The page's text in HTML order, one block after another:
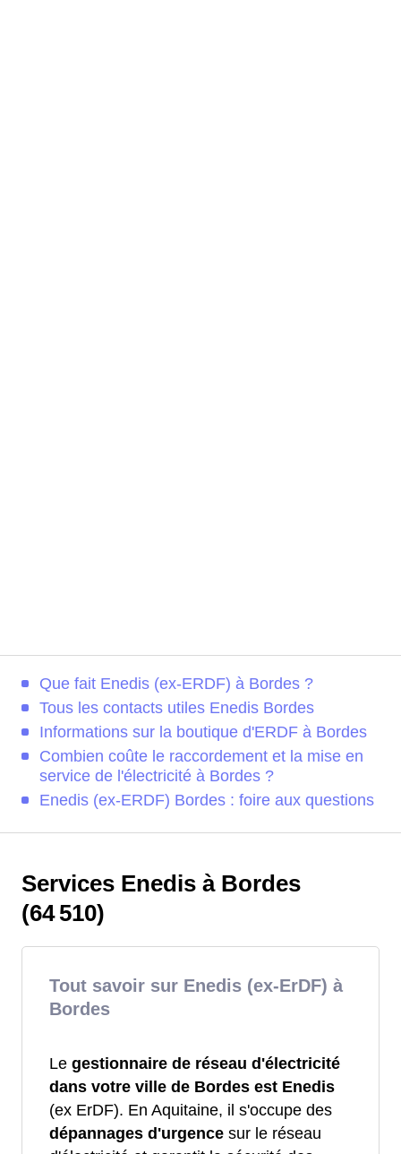
Que fait Enedis (ex-ERDF) à Bordes ?
Tous les contacts utiles Enedis Bordes
Informations sur la boutique d'ERDF à Bordes
Combien coûte le raccordement et la mise en
service de l'électricité à Bordes ?
Enedis (ex-ERDF) Bordes : foire aux questions
Services Enedis à Bordes
(64 510)
Tout savoir sur Enedis (ex-ErDF) à
Bordes
Le gestionnaire de réseau d'électricité
dans votre ville de Bordes est Enedis
(ex ErDF). En Aquitaine, il s'occupe des
dépannages d'urgence sur le réseau